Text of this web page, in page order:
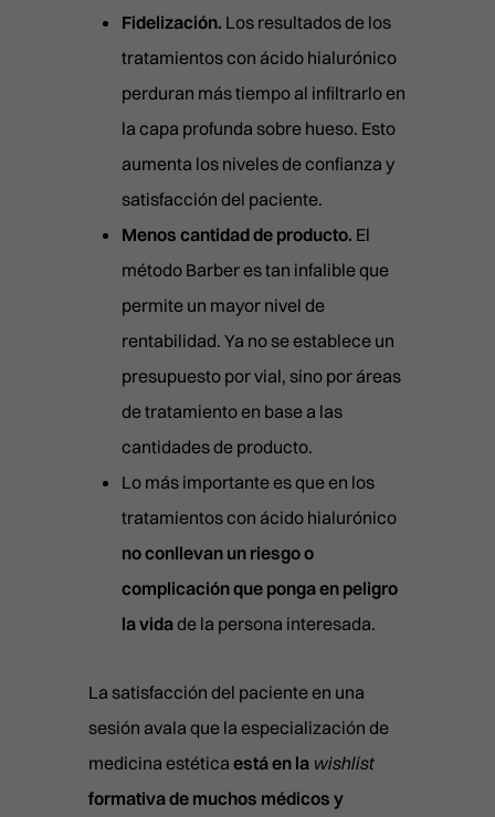
Fidelización. Los resultados de los
tratamientos con ácido hialurónico
perduran más tiempo al infiltrarlo en
la capa profunda sobre hueso. Esto
aumenta los niveles de confianza y
satisfacción del paciente.
Menos cantidad de producto. El
método Barber es tan infalible que
permite un mayor nivel de
rentabilidad. Ya no se establece un
presupuesto por vial, sino por áreas
de tratamiento en base a las
cantidades de producto.
Lo más importante es que en los
tratamientos con ácido hialurónico
no conllevan un riesgo o
complicación que ponga en peligro
la vidade la persona interesada.
La satisfacción del paciente en una
sesión avala que la especialización de
medicina estética está en la wishlist
formativa de muchos médicos y
RELLENO DE OJERAS
REPOSICIÓN DE PÓMULOS
SONRISA GINGIVAL
SURCO NASOGENIANO
REVIVE
CLÍNICA EN BILBAO
Ercilla Kalea, 6, Abando
911 21 24 27